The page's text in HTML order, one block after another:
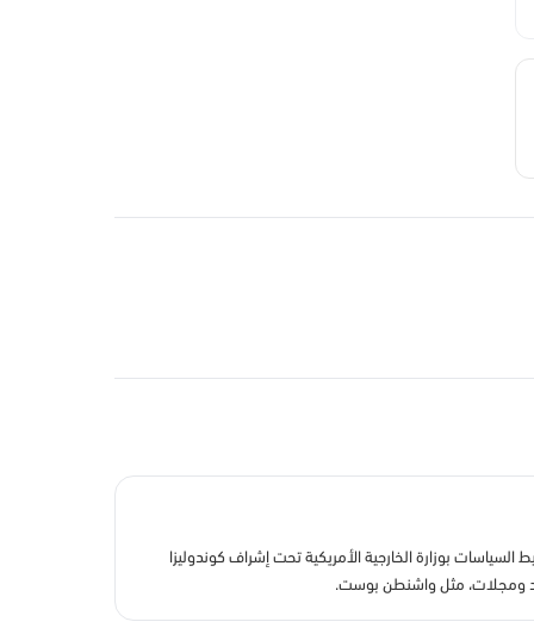
بوزارة الخارجية الأمريكية تحت إشراف كوندوليزا
ومجلات، مثل واشنطن بوست.